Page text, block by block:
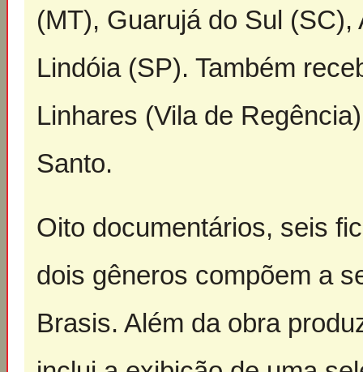
(MT), Guarujá do Sul
Lindóia (SP). Também
Linhares (Vila de
Santo.
Oito documentários, seis
dois gêneros compõem a
Brasis. Além da obra